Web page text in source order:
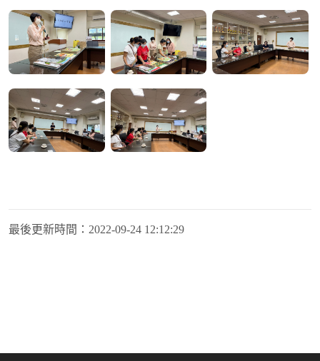
最後更新時間： 2022-09-24 12:12:29